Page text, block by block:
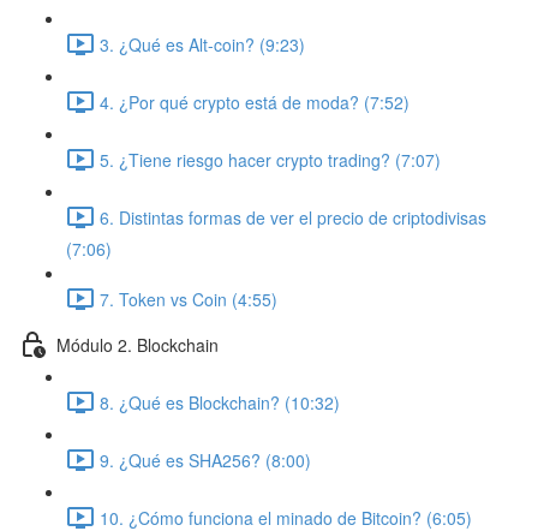
3. ¿Qué es Alt-coin? (9:23)
4. ¿Por qué crypto está de moda? (7:52)
5. ¿Tiene riesgo hacer crypto trading? (7:07)
6. Distintas formas de ver el precio de criptodivisas
(7:06)
7. Token vs Coin (4:55)
Módulo 2. Blockchain
8. ¿Qué es Blockchain? (10:32)
9. ¿Qué es SHA256? (8:00)
10. ¿Cómo funciona el minado de Bitcoin? (6:05)